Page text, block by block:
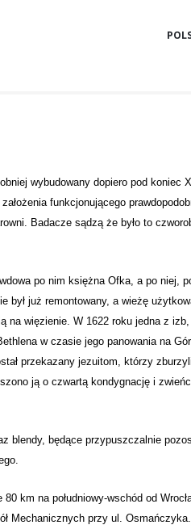
wybudowany dopiero pod koniec
funkcjonującego
Badacze sądzą że było to
po nim księżna Ofka, a po niej,
był już remontowany, a wieżę
na więzienie. W 1622 roku jedna z
w czasie jego panowania na
przekazany jezuitom, którzy
ją o czwartą kondygnację i
będące przypuszczalnie
80 km na południowy-wschód od
Mechanicznych przy ul.